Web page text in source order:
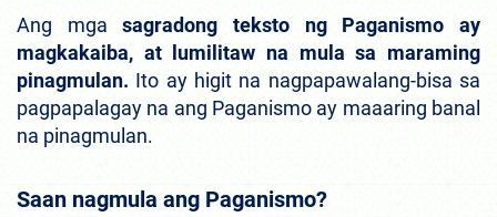
Ang mgasagradong teksto ng Paganismo ay
magkakaiba, at lumilitaw na mula sa maraming
pinagmulan. Ito ay higit na nagpapawalang-bisa sa
pagpapalagay na ang Paganismo ay maaaring banal
na pinagmulan.
Saan nagmula ang Paganismo?